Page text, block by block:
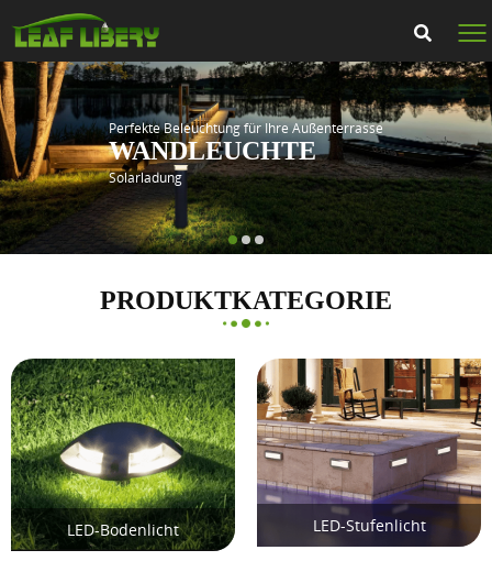
Perfekte Beleuchtung für Ihre Außenterrasse
WANDLEUCHTE
Solarladung
PRODUKTKATEGORIE
LED-Bodenlicht LED-Stufenlicht